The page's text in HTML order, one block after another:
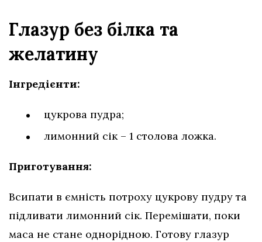
Глазур без білка та
желатину
Інгредієнти:
цукрова пудра;
лимонний сік – 1 столова ложка.
Приготування:
Всипати в ємність потроху цукрову пудру та
підливати лимонний сік. Перемішати, поки
маса не стане однорідною. Готову глазур